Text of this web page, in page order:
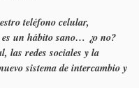
teléfono celular,
un hábito sano… ¿o no?
las redes sociales y la
sistema de intercambio y